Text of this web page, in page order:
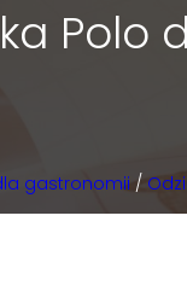
Polo
gastronomii /